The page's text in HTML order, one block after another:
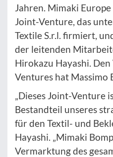
Jahren. Mimaki
Joint-Venture, das
Textile S.r.l. firmiert,
der leitenden
Hirokazu Hayashi.
Ventures hat Massimo
„Dieses Joint-Venture
Bestandteil unseres
für den Textil- und
Hayashi. „Mimaki
Vermarktung des